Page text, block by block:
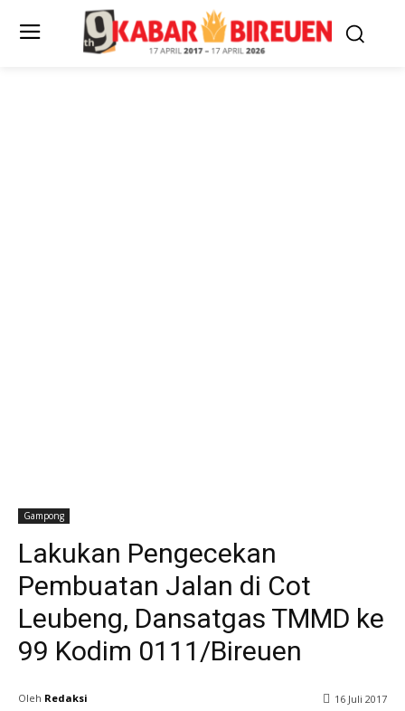
Gampong
Lakukan Pengecekan
Pembuatan Jalan di Cot
Leubeng, Dansatgas TMMD ke
99 Kodim 0111/Bireuen
Oleh Redaksi 16 Juli 2017